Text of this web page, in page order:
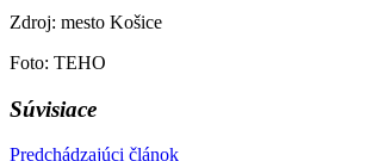
Zdroj: mesto Košice
Foto: TEHO
Súvisiace
Predchádzajúci článok